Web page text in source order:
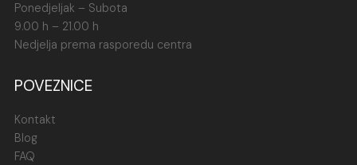
Ponedjeljak – Subota
9.00 h – 21.00 h
Nedjelja prema rasporedu centra
POVEZNICE
Kontakt
Blog
FAQ